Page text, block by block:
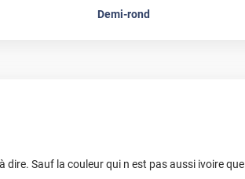
Demi-rond
dire. Sauf la couleur qui n est pas aussi ivoire que